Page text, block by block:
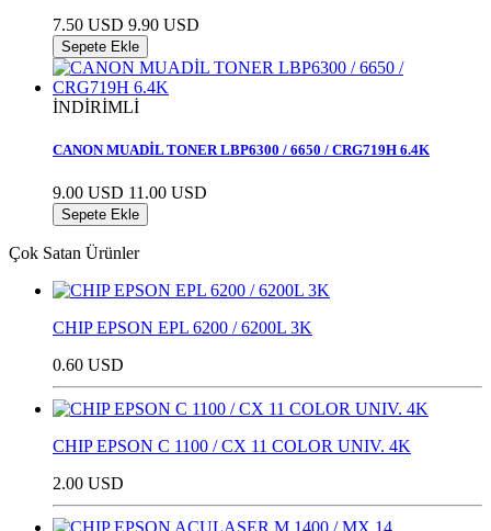
7.50 USD 9.90 USD
Sepete Ekle
İNDİRİMLİ
CANON MUADİL TONER LBP6300 / 6650 / CRG719H 6.4K
9.00 USD 11.00 USD
Sepete Ekle
Çok Satan Ürünler
CHIP EPSON EPL 6200 / 6200L 3K
0.60 USD
CHIP EPSON C 1100 / CX 11 COLOR UNIV. 4K
2.00 USD